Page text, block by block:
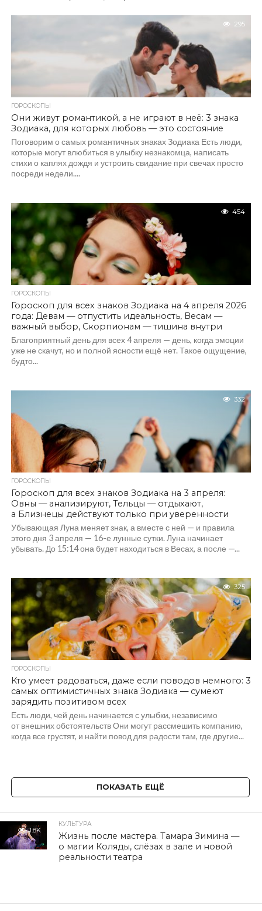
295
ГОРОСКОПЫ
Они живут романтикой, а не играют в неё: 3 знака
Зодиака, для которых любовь — это состояние
Поговорим о самых романтичных знаках Зодиака Есть люди,
которые могут влюбиться в улыбку незнакомца, написать
стихи о каплях дождя и устроить свидание при свечах просто
посреди недели....
454
ГОРОСКОПЫ
Гороскоп для всех знаков Зодиака на 4 апреля 2026
года: Девам — отпустить идеальность, Весам —
важный выбор, Скорпионам — тишина внутри
Благоприятный день для всех 4 апреля — день, когда эмоции
уже не скачут, но и полной ясности ещё нет. Такое ощущение,
будто...
332
ГОРОСКОПЫ
Гороскоп для всех знаков Зодиака на 3 апреля:
Овны — анализируют, Тельцы — отдыхают,
а Близнецы действуют только при уверенности
Убывающая Луна меняет знак, а вместе с ней — и правила
этого дня 3 апреля — 16-е лунные сутки. Луна начинает
убывать. До 15:14 она будет находиться в Весах, а после —...
325
ГОРОСКОПЫ
Кто умеет радоваться, даже если поводов немного: 3
самых оптимистичных знака Зодиака — сумеют
зарядить позитивом всех
Есть люди, чей день начинается с улыбки, независимо
от внешних обстоятельств Они могут рассмешить компанию,
когда все грустят, и найти повод для радости там, где другие...
ПОКАЗАТЬ ЕЩЁ
1.8K
КУЛЬТУРА
Жизнь после мастера. Тамара Зимина —
о магии Коляды, слёзах в зале и новой
реальности театра